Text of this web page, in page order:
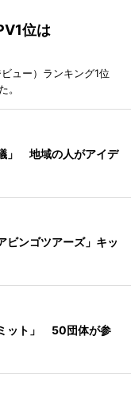
位は
ュー）ランキング1位
。
」 地域の人がアイデ
ビンゴツアーズ」キッ
ット」 50団体が参